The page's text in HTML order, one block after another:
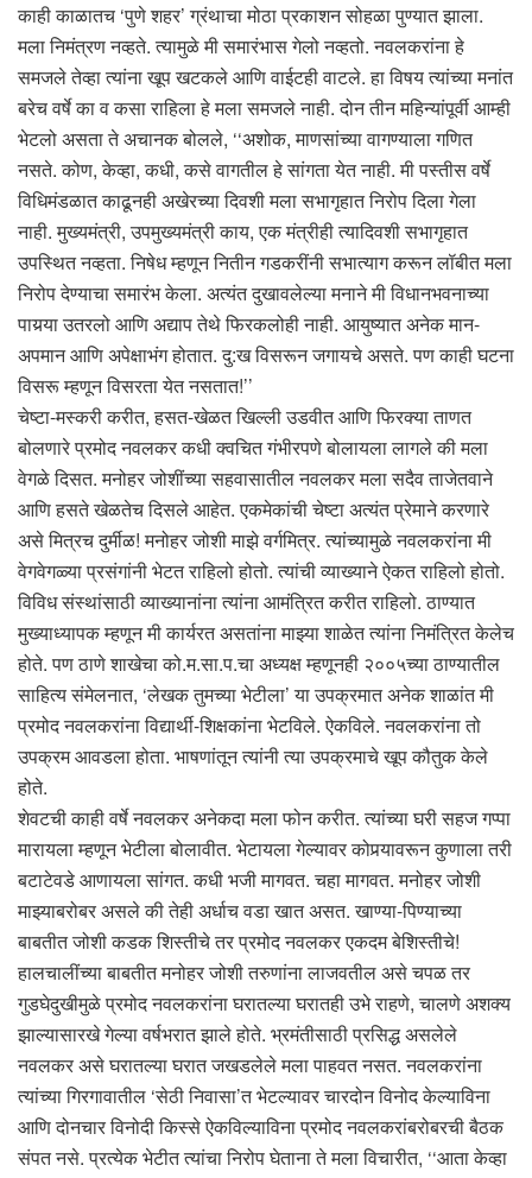
काही काळातच ‘पुणे शहर’ ग्रंथाचा मोठा प्रकाशन सोहळा पुण्यात झाला.
मला निमंत्रण नव्हते. त्यामुळे मी समारंभास गेलो नव्हतो. नवलकरांना हे
समजले तेव्हा त्यांना खूप खटकले आणि वाईटही वाटले. हा विषय त्यांच्या मनांत
बरेच वर्षे का व कसा राहिला हे मला समजले नाही. दोन तीन महिन्यांपूर्वी आम्ही
भेटलो असता ते अचानक बोलले, ‘‘अशोक, माणसांच्या वागण्याला गणित
नसते. कोण, केव्हा, कधी, कसे वागतील हे सांगता येत नाही. मी पस्तीस वर्षे
विधिमंडळात काढूनही अखेरच्या दिवशी मला सभागृहात निरोप दिला गेला
नाही. मुख्यमंत्री, उपमुख्यमंत्री काय, एक मंत्रीही त्यादिवशी सभागृहात
उपस्थित नव्हता. निषेध म्हणून नितीन गडकरींनी सभात्याग करून लॉबीत मला
निरोप देण्याचा समारंभ केला. अत्यंत दुखावलेल्या मनाने मी विधानभवनाच्या
पायर्‍या उतरलो आणि अद्याप तेथे फिरकलोही नाही. आयुष्यात अनेक मान-
अपमान आणि अपेक्षाभंग होतात. दु:ख विसरून जगायचे असते. पण काही घटना
विसरू म्हणून विसरता येत नसतात!’’
चेष्टा-मस्करी करीत, हसत-खेळत खिल्ली उडवीत आणि फिरक्या ताणत
बोलणारे प्रमोद नवलकर कधी क्वचित गंभीरपणे बोलायला लागले की मला
वेगळे दिसत. मनोहर जोशींच्या सहवासातील नवलकर मला सदैव ताजेतवाने
आणि हसते खेळतेच दिसले आहेत. एकमेकांची चेष्टा अत्यंत प्रेमाने करणारे
असे मित्रच दुर्मीळ! मनोहर जोशी माझे वर्गमित्र. त्यांच्यामुळे नवलकरांना मी
वेगवेगळ्या प्रसंगांनी भेटत राहिलो होतो. त्यांची व्याख्याने ऐकत राहिलो होतो.
विविध संस्थांसाठी व्याख्यानांना त्यांना आमंत्रित करीत राहिलो. ठाण्यात
मुख्याध्यापक म्हणून मी कार्यरत असतांना माझ्या शाळेत त्यांना निमंत्रित केलेच
होते. पण ठाणे शाखेचा को.म.सा.प.चा अध्यक्ष म्हणूनही २००५च्या ठाण्यातील
साहित्य संमेलनात, ‘लेखक तुमच्या भेटीला’ या उपक्रमात अनेक शाळांत मी
प्रमोद नवलकरांना विद्यार्थी-शिक्षकांना भेटविले. ऐकविले. नवलकरांना तो
उपक्रम आवडला होता. भाषणांतून त्यांनी त्या उपक्रमाचे खूप कौतुक केले
होते.
शेवटची काही वर्षे नवलकर अनेकदा मला फोन करीत. त्यांच्या घरी सहज गप्पा
मारायला म्हणून भेटीला बोलावीत. भेटायला गेल्यावर कोपर्‍यावरून कुणाला तरी
बटाटेवडे आणायला सांगत. कधी भजी मागवत. चहा मागवत. मनोहर जोशी
माझ्याबरोबर असले की तेही अर्धाच वडा खात असत. खाण्या-पिण्याच्या
बाबतीत जोशी कडक शिस्तीचे तर प्रमोद नवलकर एकदम बेशिस्तीचे!
हालचालींच्या बाबतीत मनोहर जोशी तरुणांना लाजवतील असे चपळ तर
गुडघेदुखीमुळे प्रमोद नवलकरांना घरातल्या घरातही उभे राहणे, चालणे अशक्य
झाल्यासारखे गेल्या वर्षभरात झाले होते. भ्रमंतीसाठी प्रसिद्ध असलेले
नवलकर असे घरातल्या घरात जखडलेले मला पाहवत नसत. नवलकरांना
त्यांच्या गिरगावातील ‘सेठी निवासा’त भेटल्यावर चारदोन विनोद केल्याविना
आणि दोनचार विनोदी किस्से ऐकविल्याविना प्रमोद नवलकरांबरोबरची बैठक
संपत नसे. प्रत्येक भेटीत त्यांचा निरोप घेताना ते मला विचारीत, ‘‘आता केव्हा